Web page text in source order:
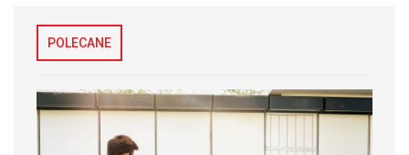
POLECANE